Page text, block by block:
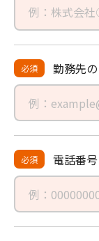
必須 勤務先の
必須 電話番号